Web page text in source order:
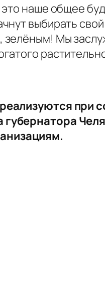
наше общее
выбирать
Мы